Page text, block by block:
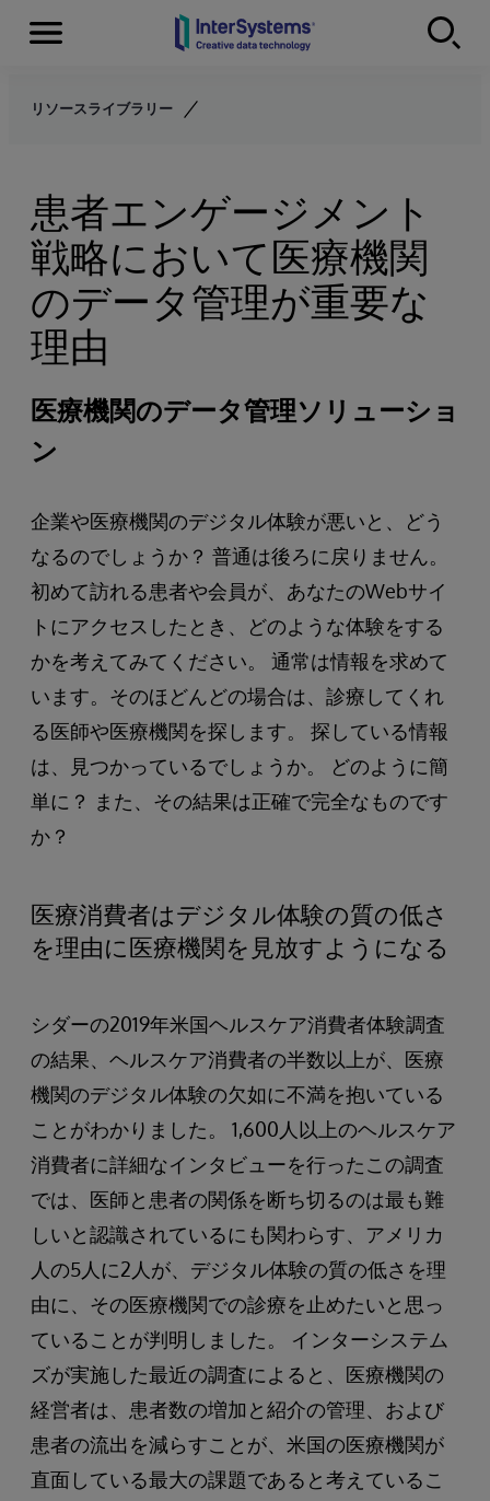
Skip to content
Menu
リソースライブラリー
患者エンゲージメント
戦略において医療機関
のデータ管理が重要な
理由
医療機関のデータ管理ソリューショ
ン
企業や医療機関のデジタル体験が悪いと、どう
なるのでしょうか？ 普通は後ろに戻りません。
初めて訪れる患者や会員が、あなたのWebサイ
トにアクセスしたとき、どのような体験をする
かを考えてみてください。 通常は情報を求めて
います。そのほどんどの場合は、診療してくれ
る医師や医療機関を探します。 探している情報
は、見つかっているでしょうか。 どのように簡
単に？ また、その結果は正確で完全なものです
か？
医療消費者はデジタル体験の質の低さ
を理由に医療機関を見放すようになる
シダーの2019年米国ヘルスケア消費者体験調査
の結果、ヘルスケア消費者の半数以上が、医療
機関のデジタル体験の欠如に不満を抱いている
ことがわかりました。 1,600人以上のヘルスケア
消費者に詳細なインタビューを行ったこの調査
では、医師と患者の関係を断ち切るのは最も難
しいと認識されているにも関わらす、アメリカ
人の5人に2人が、デジタル体験の質の低さを理
由に、その医療機関での診療を止めたいと思っ
ていることが判明しました。 インターシステム
ズが実施した最近の調査によると、医療機関の
経営者は、患者数の増加と紹介の管理、および
患者の流出を減らすことが、米国の医療機関が
直面している最大の課題であると考えているこ